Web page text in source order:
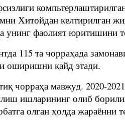
Хитойдан келтирилган
унинг фаолият
115 та чорраҳада
оширишни қайд этади.
чорраҳа мавжуд. 2020-
ишларининг олиб
олган ҳолда